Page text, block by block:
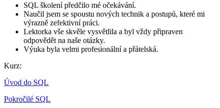
SQL školení předčilo mé očekávání.
Naučil jsem se spoustu nových technik a postupů, které mi
výrazně zefektivní práci.
Lektorka vše skvěle vysvětlila a byl vždy připraven
odpovědět na naše otázky.
Výuka byla velmi profesionální a přátelská.
Kurz:
Úvod do SQL
Pokročilé SQL